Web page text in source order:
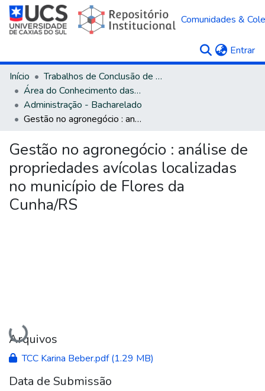
Comunidades &
Entrar
Início
Trabalhos de Conclusão de Curso
Área do Conhecimento das Ciências Sociais Aplicadas
Administração - Bacharelado
Gestão no agronegócio : análise de propriedades avícolas localizadas no município de Flores da Cunha/RS
Gestão no agronegócio : análise de
propriedades avícolas localizadas
no município de Flores da
Cunha/RS
Carregando...
Arquivos
TCC Karina Beber.pdf(1.29 MB)
Data de Submissão